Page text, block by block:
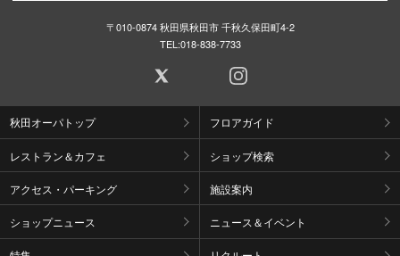
〒010-0874 秋田県秋田市 千秋久保田町4-2
TEL:018-838-7733
秋田オーパトップ フロアガイド
レストラン＆カフェ ショップ検索
アクセス・パーキング 施設案内
ショップニュース ニュース＆イベント